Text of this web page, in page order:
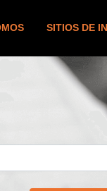
SITIOS DE